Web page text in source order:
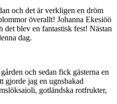
och det är verkligen en dröm
överallt! Johanna Ekesiöö
blev en fantastisk fest! Nästan
dag.
och sedan fick gästerna en
gjorde jag en ugnsbakad
gotländska rotfrukter,